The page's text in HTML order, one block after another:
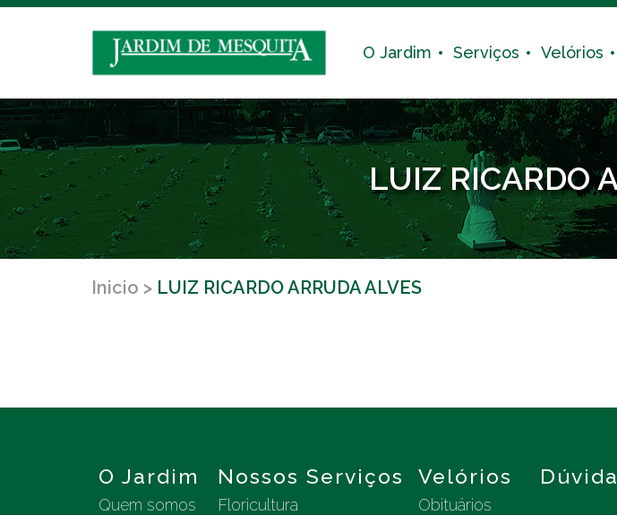
O Jardim Serviços Velórios
LUIZ RICARDO
Inicio LUIZ RICARDO ARRUDA ALVES
O Jardim
Quem somos
Nossos Serviços
Floricultura
Velórios
Obituários